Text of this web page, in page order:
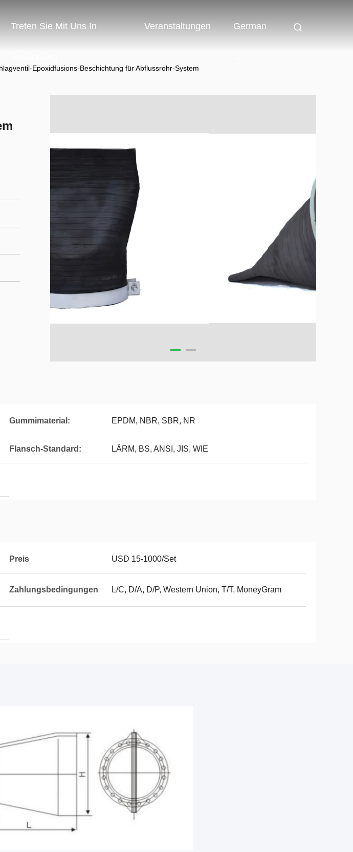
Treten Sie Mit Uns In Veranstaltungen German
Epoxidfusions-Beschichtung für Abflussrohr-System
Gummimaterial: EPDM, NBR, SBR, NR
Flansch-Standard: LÄRM, BS, ANSI, JIS, WIE
Preis USD 15-1000/Set
Zahlungsbedingungen L/C, D/A, D/P, Western Union, T/T, MoneyGram